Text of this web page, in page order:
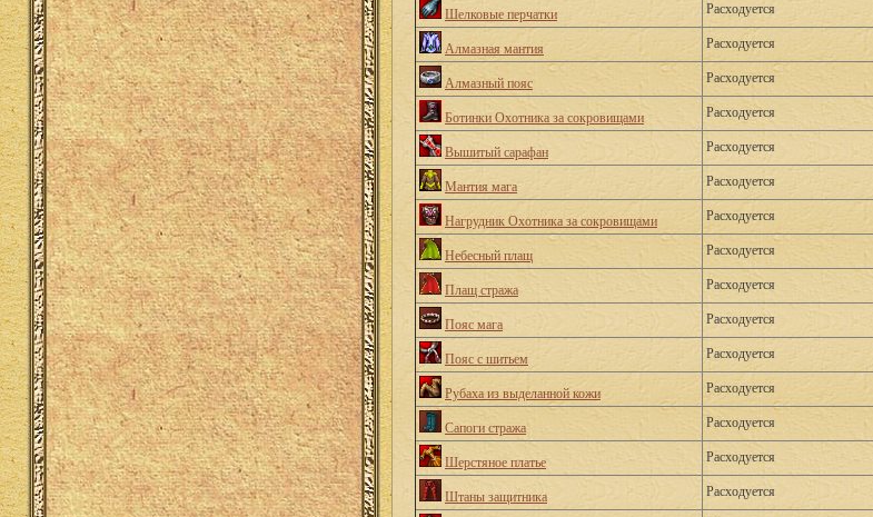
Шелковые перчатки Расходуется
Алмазная мантия Расходуется
Алмазный пояс Расходуется
Ботинки Охотника за сокровищами Расходуется
Вышитый сарафан Расходуется
Мантия мага Расходуется
Нагрудник Охотника за сокровищами Расходуется
Небесный плащ Расходуется
Плащ стража Расходуется
Пояс мага Расходуется
Пояс с шитьем Расходуется
Рубаха из выделанной кожи Расходуется
Сапоги стража Расходуется
Шерстяное платье Расходуется
Штаны защитника Расходуется